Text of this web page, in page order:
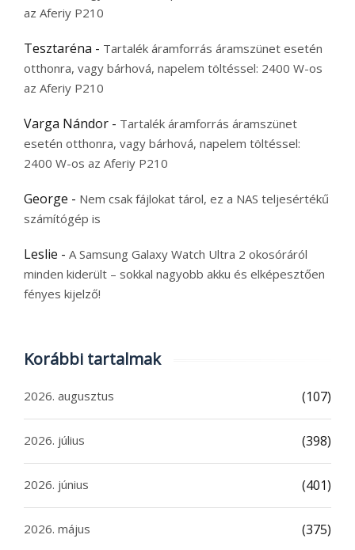
az Aferiy P210
Tesztaréna - Tartalék áramforrás áramszünet esetén
otthonra, vagy bárhová, napelem töltéssel: 2400 W-os
az Aferiy P210
Varga Nándor - Tartalék áramforrás áramszünet
esetén otthonra, vagy bárhová, napelem töltéssel:
2400 W-os az Aferiy P210
George - Nem csak fájlokat tárol, ez a NAS teljesértékű
számítógép is
Leslie - A Samsung Galaxy Watch Ultra 2 okosóráról
minden kiderült – sokkal nagyobb akku és elképesztően
fényes kijelző!
Korábbi tartalmak
2026. augusztus (107)
2026. július (398)
2026. június (401)
2026. május (375)